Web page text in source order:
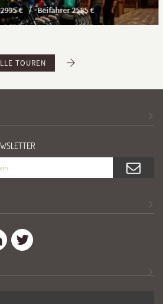
€ Beifahrer 2585 €
TOUREN